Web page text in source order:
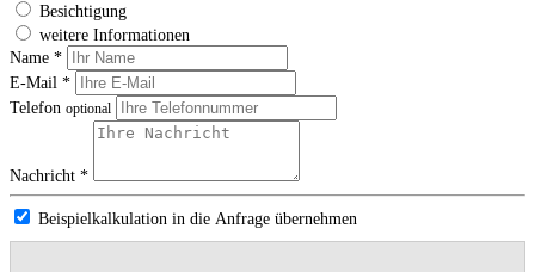
Besichtigung
weitere Informationen
Name *
E-Mail *
Telefon optional
Nachricht *
Beispielkalkulation in die Anfrage übernehmen